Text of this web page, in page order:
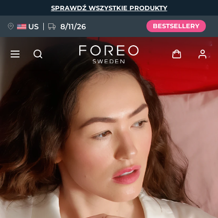
SPRAWDŹ WSZYSTKIE PRODUKTY
US 8/11/26 BESTSELLERY
Zaloguj
Profil użytkownika
Moje urządzenia
Moje zamówienia
Moje adresy
Moje subskrypcje
FAQ™ Pure Beauty-Tech Elixir
BREAKING NEWS
issa™ Teeth Whitening Set
Język
English Deutsch
Español
Français
Português
Polski
Svenska
Русский
Türkçe
简体中文 繁體中文